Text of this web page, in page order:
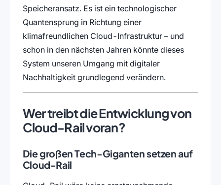
Speicheransatz. Es ist ein technologischer
Quantensprung in Richtung einer
klimafreundlichen Cloud-Infrastruktur – und
schon in den nächsten Jahren könnte dieses
System unseren Umgang mit digitaler
Nachhaltigkeit grundlegend verändern.
Wer treibt die Entwicklung von
Cloud-Rail voran?
Die großen Tech-Giganten setzen auf
Cloud-Rail